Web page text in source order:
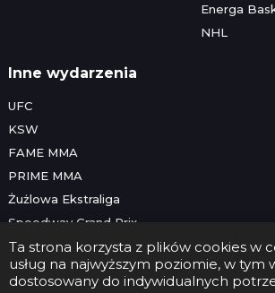
Ta strona korzysta z plików cookies w
usług na najwyższym poziomie, w tym
dostosowany do indywidualnych
Energa
NHL
Inne wydarzenia
UFC
KSW
FAME MMA
PRIME MMA
Żużlowa Ekstraliga
Speedway Grand Prix
Skoki narciarskie